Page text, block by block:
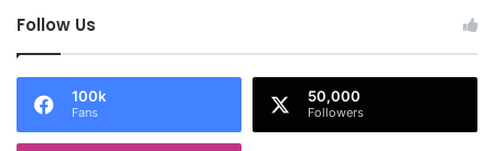
Follow Us
100k
Fans
50,000
Followers